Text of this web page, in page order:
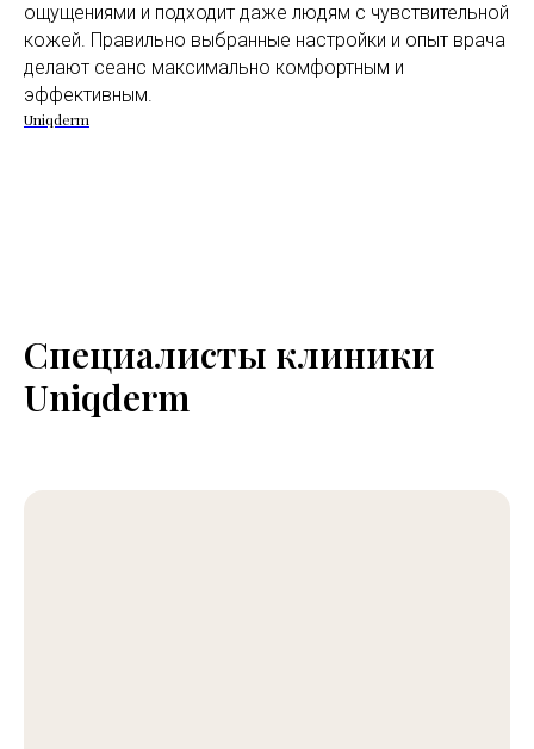
ощущениями и подходит даже людям с чувствительной
кожей. Правильно выбранные настройки и опыт врача
делают сеанс максимально комфортным и
эффективным.
Uniqderm
Специалисты клиники
Uniqderm